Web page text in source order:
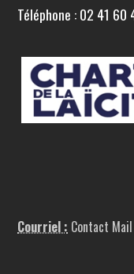
Téléphone : 02 41 60
Courriel : Contact Mail